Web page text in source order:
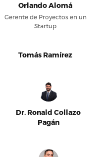
Orlando Alomá
Gerente de Proyectos en un
Startup
Tomás Ramírez
Dr. Ronald Collazo
Pagán